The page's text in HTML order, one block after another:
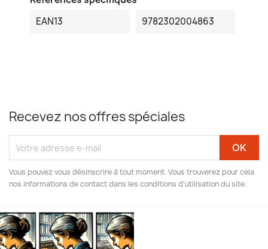
EAN13
9782302004863
Recevez nos offres spéciales
Vous pouvez vous désinscrire à tout moment. Vous trouverez pour cela
nos informations de contact dans les conditions d'utilisation du site.